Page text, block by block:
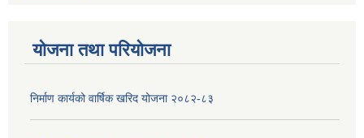
योजना तथा परियोजना
निर्माण कार्यको वार्षिक खरिद योजना २०८२-८३